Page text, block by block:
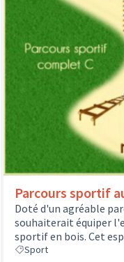
Parcours sportif
Doté d'un agréable
souhaiterait équiper
sportif en bois. Cet
Sport